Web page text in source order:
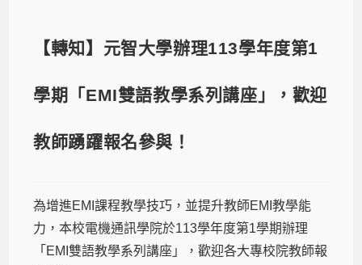
【轉知】元智大學辦理113學年度第1
學期「EMI雙語教學系列講座」，歡迎
教師踴躍報名參與！
為增進EMI課程教學技巧，並提升教師EMI教學能
力，本校電機通訊學院於113學年度第1學期辦理
「EMI雙語教學系列講座」，歡迎各大專校院教師報